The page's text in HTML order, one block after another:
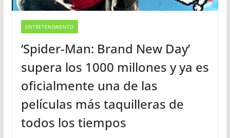
ENTRETENIMIENTO
‘Spider-Man: Brand New Day’
supera los 1000 millones y ya es
oficialmente una de las
películas más taquilleras de
todos los tiempos